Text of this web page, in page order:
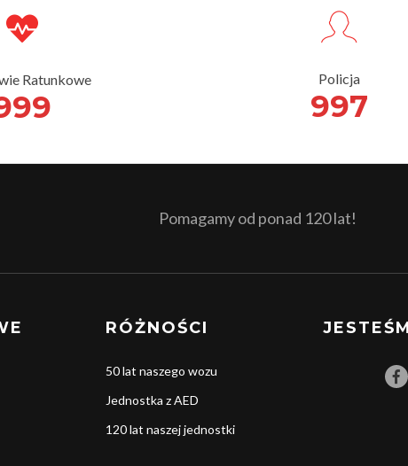
Ratunkowe Policja
997
Pomagamy od ponad 120 lat!
RÓŻNOŚCI
50 lat naszego wozu
Jednostka z AED
120 lat naszej jednostki